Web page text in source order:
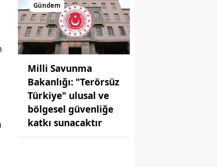
Gündem
Milli Savunma
Bakanlığı: "Terörsüz
Türkiye" ulusal ve
bölgesel güvenliğe
katkı sunacaktır